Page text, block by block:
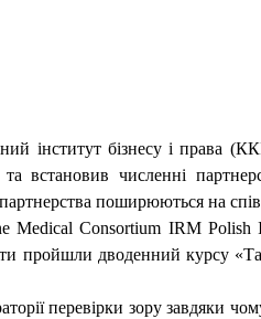
інститут бізнесу і права
встановив численні
поширюються на
Medical Consortium IRM Polish
пройшли дводенний курсу
перевірки зору завдяки